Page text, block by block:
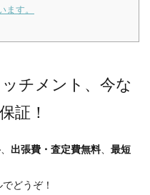
ます。
チメント、今な
証！
出張費・査定費無料、 最短
どうぞ！